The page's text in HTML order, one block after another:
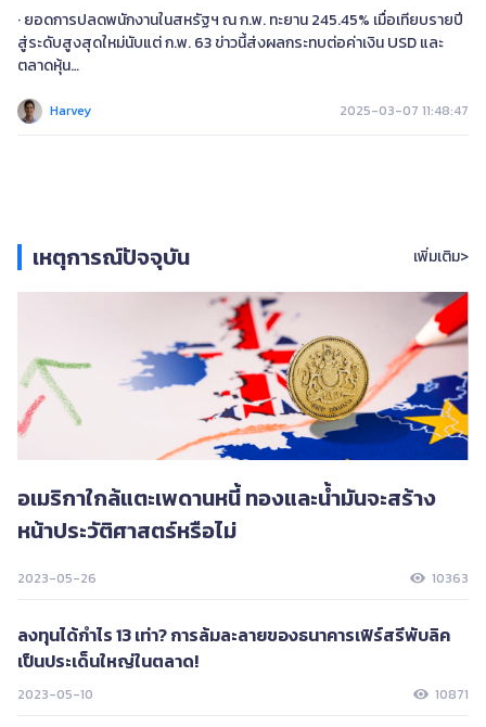
· ยอดการปลดพนักงานในสหรัฐฯ ณ ก.พ. ทะยาน 245.45% เมื่อเทียบรายปี
สู่ระดับสูงสุดใหม่นับแต่ ก.พ. 63 ข่าวนี้ส่งผลกระทบต่อค่าเงิน USD และ
ตลาดหุ้น
ประวัติการณ์ เช่นเดียวกับดุลการค้าระหว่างแคนาดา ข่าวนี้ส่งผลดีต่อค่าเงิน
Harvey 2025-03-07 11:48:47
เหตุการณ์ปัจจุบัน เพิ่มเติม>
อเมริกาใกล้แตะเพดานหนี้ ทองและน้ำมันจะสร้าง
หน้าประวัติศาสตร์หรือไม่
2023-05-26 10363
ลงทุนได้กำไร 13 เท่า? การล้มละลายของธนาคารเฟิร์สรีพับลิค
เป็นประเด็นใหญ่ในตลาด!
2023-05-10 10871